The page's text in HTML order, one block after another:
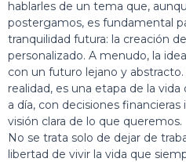
hablarles de un tema que,
postergamos, es fundamental
tranquilidad futura: la creación
personalizado. A menudo, la
con un futuro lejano y
realidad, es una etapa de la
a día, con decisiones
visión clara de lo que queremos.
No se trata solo de dejar de
libertad de vivir la vida que